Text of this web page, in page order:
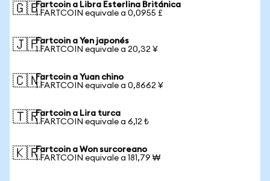
🇬🇧Fartcoin a Libra Esterlina Británica
1 FARTCOIN equivale a 0,0955 £
🇯🇵Fartcoin a Yen japonés
1 FARTCOIN equivale a 20,32 ¥
🇨🇳Fartcoin a Yuan chino
1 FARTCOIN equivale a 0,8662 ¥
🇹🇷Fartcoin a Lira turca
1 FARTCOIN equivale a 6,12 ₺
🇰🇷Fartcoin a Won surcoreano
1 FARTCOIN equivale a 181,79 ₩